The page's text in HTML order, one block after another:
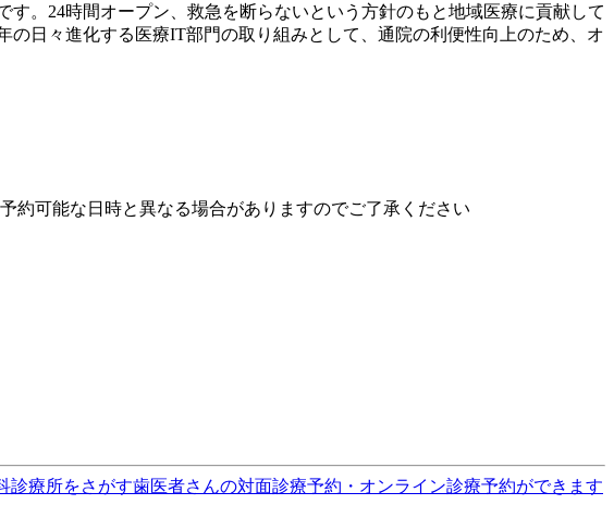
。24時間オープン、救急を断らないという方針のもと地域医療に貢献して
日々進化する医療IT部門の取り組みとして、通院の利便性向上のため、オ
約可能な日時と異なる場合がありますのでご了承ください
診療所をさがす歯医者さんの対面診療予約・オンライン診療予約ができます